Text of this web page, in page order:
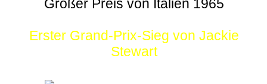
Großer Preis von Italien 1965
Erster Grand-Prix-Sieg von Jackie
Stewart